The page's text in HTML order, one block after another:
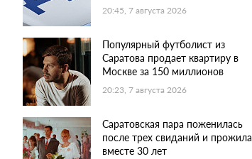
20:45, 7 августа 2026
Популярный футболист из
Саратова продает квартиру в
Москве за 150 миллионов
20:23, 7 августа 2026
Саратовская пара поженилась
после трех свиданий и прожила
вместе 30 лет